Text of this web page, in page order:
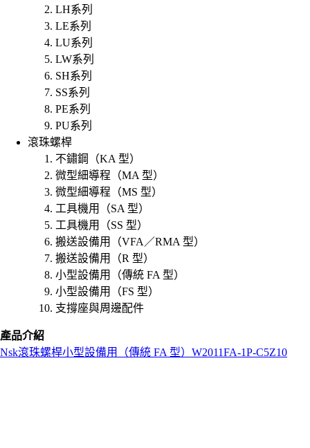
LH系列
LE系列
LU系列
LW系列
SH系列
SS系列
PE系列
PU系列
滾珠螺桿
不鏽鋼（KA 型）
微型細導程（MA 型）
微型細導程（MS 型）
工具機用（SA 型）
工具機用（SS 型）
搬送設備用（VFA／RMA 型）
搬送設備用（R 型）
小型設備用（傳統 FA 型）
小型設備用（FS 型）
支撐座與周邊配件
產品介紹
Nsk滾珠螺桿小型設備用（傳統 FA 型） W2011FA-1P-C5Z10